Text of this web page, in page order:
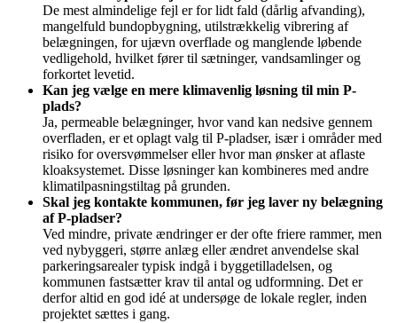
De mest almindelige fejl er for lidt fald (dårlig afvanding),
mangelfuld bundopbygning, utilstrækkelig vibrering af
belægningen, for ujævn overflade og manglende løbende
vedligehold, hvilket fører til sætninger, vandsamlinger og
forkortet levetid.
Kan jeg vælge en mere klimavenlig løsning til min P-
plads?
Ja, permeable belægninger, hvor vand kan nedsive gennem
overfladen, er et oplagt valg til P-pladser, især i områder med
risiko for oversvømmelser eller hvor man ønsker at aflaste
kloaksystemet. Disse løsninger kan kombineres med andre
klimatilpasningstiltag på grunden.
Skal jeg kontakte kommunen, før jeg laver ny belægning
af P-pladser?
Ved mindre, private ændringer er der ofte friere rammer, men
ved nybyggeri, større anlæg eller ændret anvendelse skal
parkeringsarealer typisk indgå i byggetilladelsen, og
kommunen fastsætter krav til antal og udformning. Det er
derfor altid en god idé at undersøge de lokale regler, inden
projektet sættes i gang.